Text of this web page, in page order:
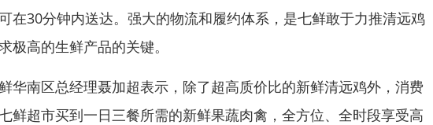
在30分钟内送达。强大的物流和履约体系，是七鲜敢于力推清远鸡
极高的生鲜产品的关键。
南区总经理聂加超表示，除了超高质价比的新鲜清远鸡外，消费
鲜超市买到一日三餐所需的新鲜果蔬肉禽，全方位、全时段享受高